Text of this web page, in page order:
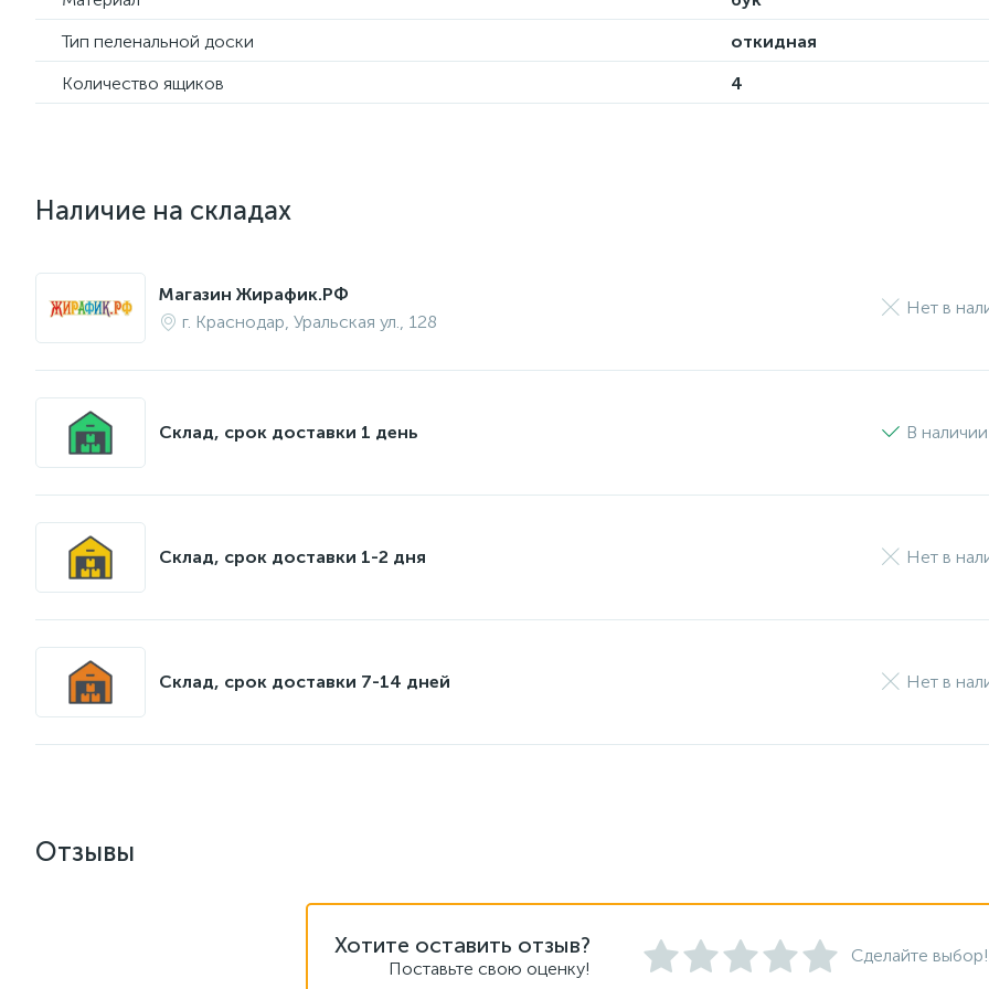
Тип пеленальной доски
откидная
Количество ящиков
4
Наличие на складах
Магазин Жирафик.РФ
г. Краснодар, Уральская ул., 128
Нет в
Склад, срок доставки 1 день В
Склад, срок доставки 1-2 дня Нет в
Склад, срок доставки 7-14 дней Нет в
Отзывы
Хотите оставить отзыв?
Поставьте свою оценку!
Сделайте выбор!